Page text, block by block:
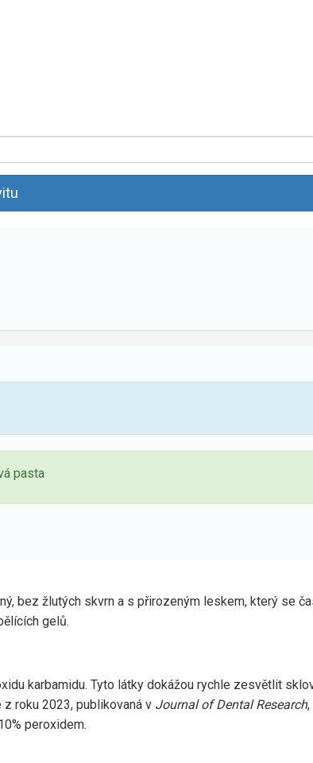
pasta
bez žlutých skvrn a s přirozeným leskem, který se
gelů.
karbamidu. Tyto látky dokážou rychle zesvětlit
roku 2023, publikovaná v Journal of Dental Research
peroxidem.